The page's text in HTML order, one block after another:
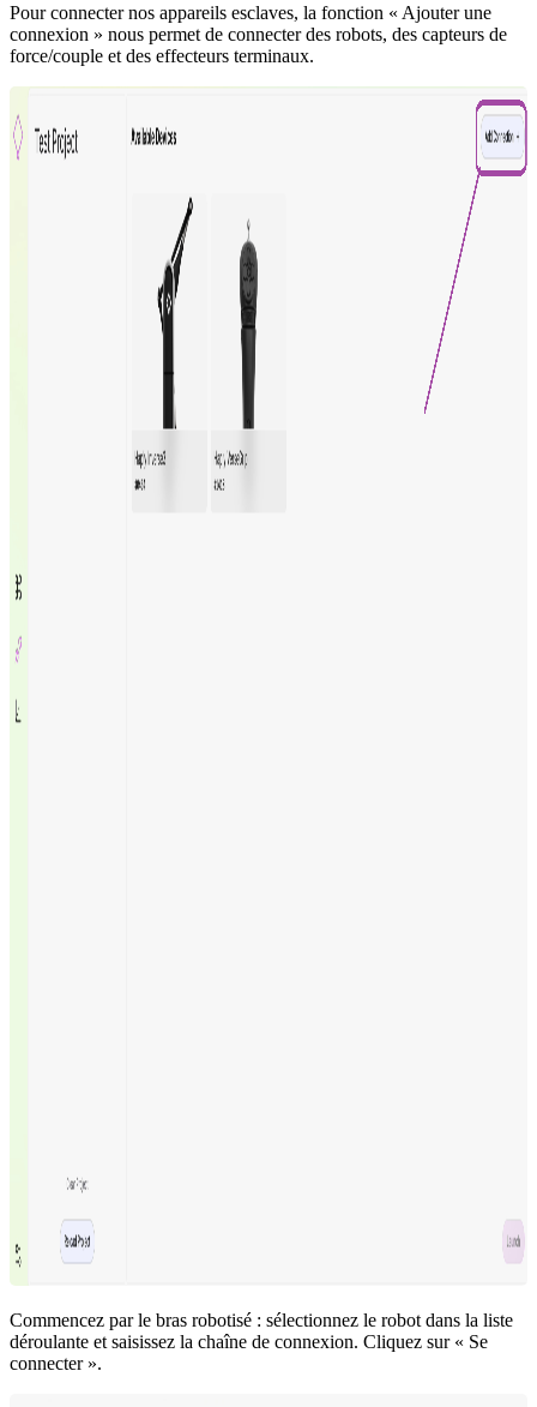
Pour connecter nos appareils esclaves, la fonction « Ajouter une
connexion » nous permet de connecter des robots, des capteurs de
force/couple et des effecteurs terminaux.
Commencez par le bras robotisé : sélectionnez le robot dans la liste
déroulante et saisissez la chaîne de connexion. Cliquez sur « Se
connecter ».